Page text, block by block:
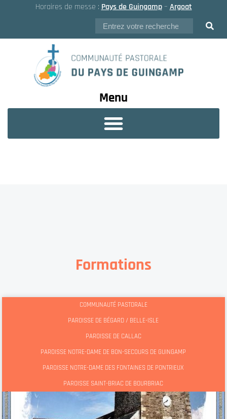
Horaires de messe : Pays de Guingamp– Argoat
Menu
Formations
COMMUNAUTÉ PASTORALE
PAROISSE DE BÉGARD / BELLE-ISLE
PAROISSE DE CALLAC
PAROISSE NOTRE-DAME DE BON-SECOURS DE GUINGAMP
PAROISSE NOTRE-DAME DES FONTAINES DE PONTRIEUX
PAROISSE SAINT-BRIAC DE BOURBRIAC